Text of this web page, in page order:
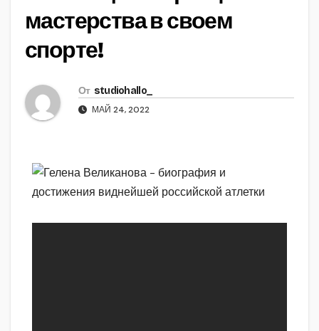
мастерства в своем
спорте!
От studiohallo_
МАЙ 24, 2022